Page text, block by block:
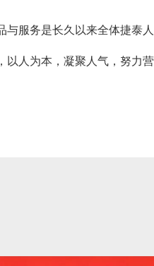
服务是长久以来全体捷泰人
人为本，凝聚人气，努力